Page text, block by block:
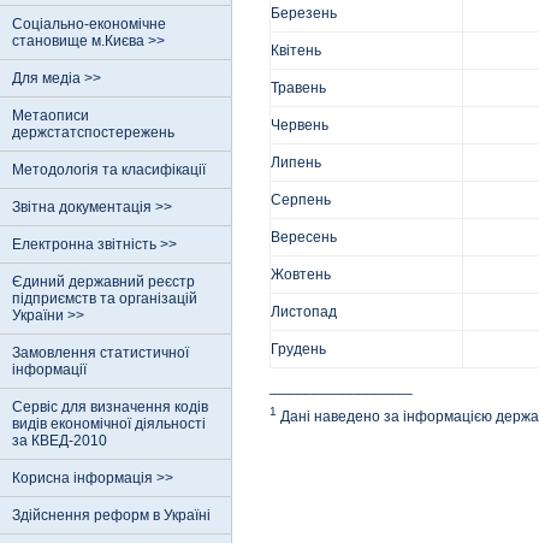
Соціально-економічне
становище м.Києва >>
Для медіа >>
Метаописи
держстатспостережень
Методологія та класифікації
Звітна документація >>
Електронна звітність >>
Єдиний державний реєстр
пiдприємств та органiзацiй
України >>
Замовлення статистичної
інформації
Сервіс для визначення кодів
видів економічної діяльності
за КВЕД-2010
Корисна інформація >>
Здійснення реформ в Україні
Березень
Квітень
Травень
Червень
Липень
Серпень
Вересень
Жовтень
Листопад
Грудень
1 Дані наведено за інформацією